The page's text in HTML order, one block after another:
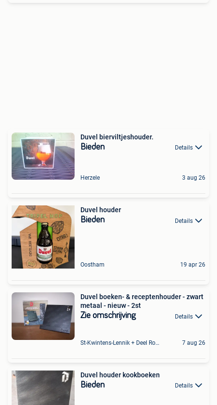
Duvel bierviltjeshouder.
Bieden Details
Herzele 3 aug 26
Duvel houder
Bieden Details
Oostham 19 apr 26
Duvel boeken- & receptenhouder - zwart
metaal - nieuw - 2st
Zie omschrijving Details
St-Kwintens-Lennik + Deel Roosdaal 7 aug 26
Duvel houder kookboeken
Bieden Details